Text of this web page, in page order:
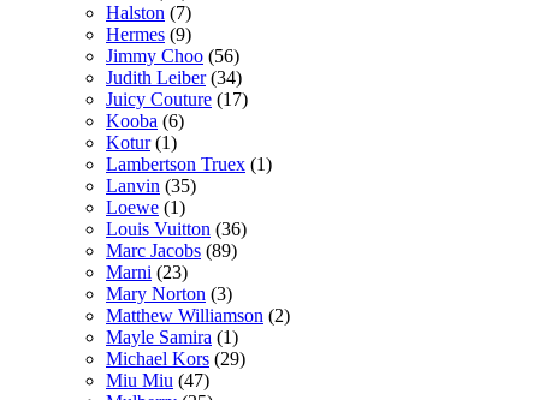
Halston (7)
Hermes (9)
Jimmy Choo (56)
Judith Leiber(34)
Juicy Couture (17)
Kooba (6)
Kotur(1)
Lambertson Truex (1)
Lanvin (35)
Loewe (1)
Louis Vuitton (36)
Marc Jacobs (89)
Marni (23)
Mary Norton (3)
Matthew Williamson (2)
Mayle Samira (1)
Michael Kors (29)
Miu Miu (47)